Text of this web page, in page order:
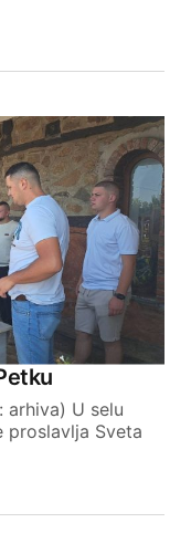
arhiva) U selu
proslavlja Sveta